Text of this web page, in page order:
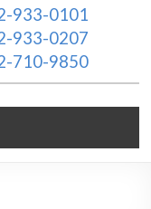
933-0101
933-0207
710-9850